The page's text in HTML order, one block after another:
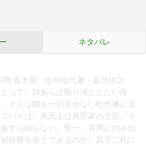
ネタバレ
年直木賞。信州松代藩・真田信之
って、隙あらば取り潰ししたい存
そんな隙を一切見せない松代藩に送
パイは、表面上は真田家の忠臣。そ
すら知らない。唯一、長男にのみ伝
任務を全うできるのか。親子二代に